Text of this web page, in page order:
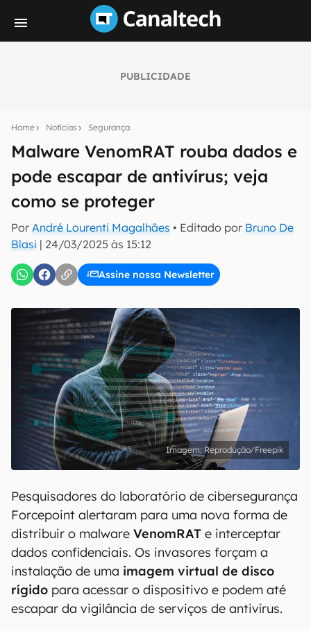
PUBLICIDADE
Home Notícias Segurança
Malware VenomRAT rouba dados e
pode escapar de antivírus; veja
como se proteger
Por André Lourenti Magalhães • Editado por Bruno De
Blasi | 24/03/2025 às 15:12
Assine nossa Newsletter
notícias e reviews sobre tecnologia em primeira
mão.
E-mail
inscreva-se
Confirmo que li, aceito e concordo com os Termos de
Uso e Política de Privacidade do Canaltech.
Reprodução/Freepik
Pesquisadores do laboratório de cibersegurança
Forcepoint alertaram para uma nova forma de
distribuir o malware VenomRAT e interceptar
dados confidenciais. Os invasores forçam a
instalação de uma imagem virtual de disco
rígido para acessar o dispositivo e podem até
escapar da vigilância de serviços de antivírus.